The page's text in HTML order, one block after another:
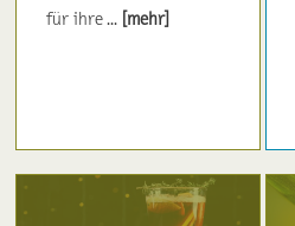
für ihre ... [mehr]